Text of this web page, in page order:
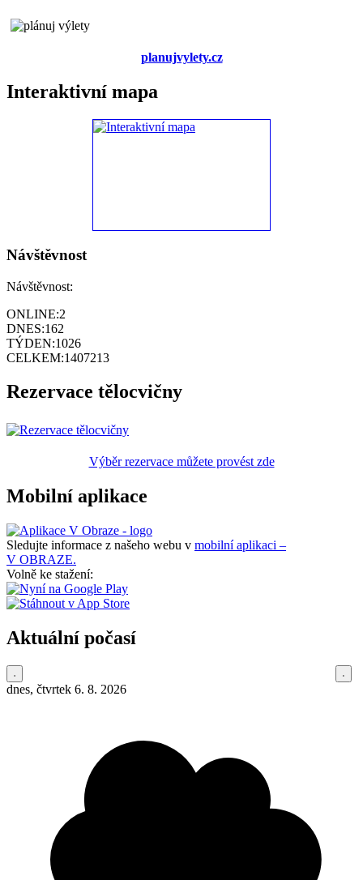
planujvylety.cz
Interaktivní mapa
Návštěvnost
Návštěvnost:
ONLINE:2
DNES:162
TÝDEN:1026
CELKEM:1407213
Rezervace tělocvičny
Výběr rezervace můžete provést zde
Mobilní aplikace
Sledujte informace z našeho webu v mobilní aplikaci –
V OBRAZE.
Volně ke stažení:
Aktuální počasí
dnes, čtvrtek 6. 8. 2026